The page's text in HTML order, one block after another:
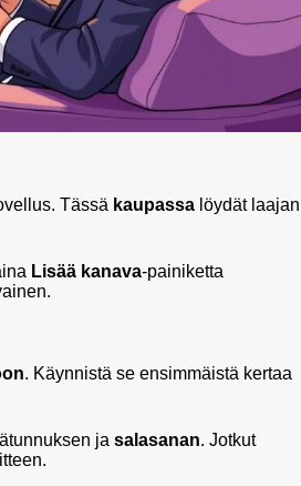
Tässä kaupassa löydät laajan
Lisää kanava-painiketta
. Käynnistä se ensimmäistä kertaa
ja salasanan. Jotkut